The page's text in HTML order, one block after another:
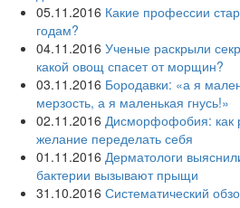
05.11.2016 Какие профессии
годам?
04.11.2016 Ученые раскрыли
какой овощ спасет от морщин?
03.11.2016 Бородавки: «а я
мерзость, а я маленькая гнусь!»
02.11.2016 Дисморфофобия: как
желание переделать себя
01.11.2016 Дерматологи
бактерии вызывают прыщи
31.10.2016 Систематический